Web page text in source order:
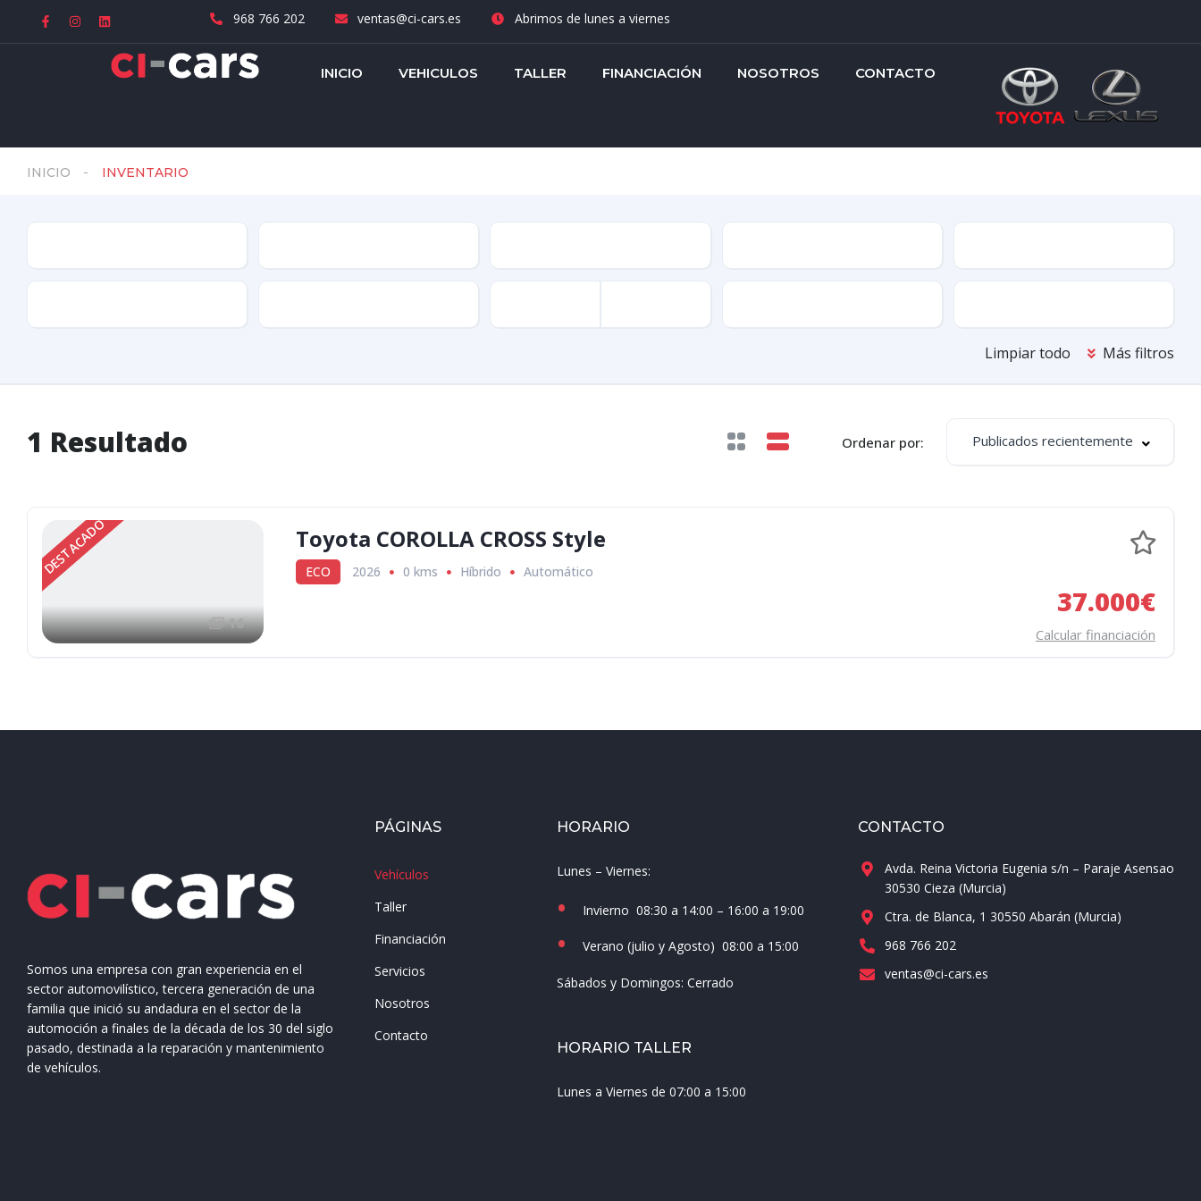
968 766 202 ventas@ci-cars.es Abrimos de lunes a viernes
INICIO VEHICULOS TALLER FINANCIACIÓN NOSOTROS CONTACTO
INICIO INVENTARIO
Limpiar todo Más filtros
1 Resultado Ordenar por: Publicados recientemente
DESTACADO
16
Toyota COROLLA CROSS Style
ECO 2026 0 kms Híbrido Automático
37.000€
Calcular financiación
Somos una empresa con gran experiencia en el
sector automovilístico, tercera generación de una
familia que inició su andadura en el sector de la
automoción a finales de la década de los 30 del siglo
pasado, destinada a la reparación y mantenimiento
de vehículos.
PÁGINAS
Vehículos
Taller
Financiación
Servicios
Nosotros
Contacto
HORARIO
Lunes – Viernes:
Invierno 08:30 a 14:00 – 16:00 a 19:00
Verano (julio y Agosto) 08:00 a 15:00
Sábados y Domingos: Cerrado
HORARIO TALLER
Lunes a Viernes de 07:00 a 15:00
CONTACTO
Avda. Reina Victoria Eugenia s/n – Paraje Asensao
30530 Cieza (Murcia)
Ctra. de Blanca, 1 30550 Abarán (Murcia)
968 766 202
ventas@ci-cars.es